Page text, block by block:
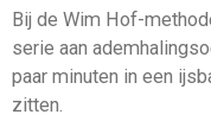
Bij de Wim Hof-
serie aan
paar minuten in een
zitten.